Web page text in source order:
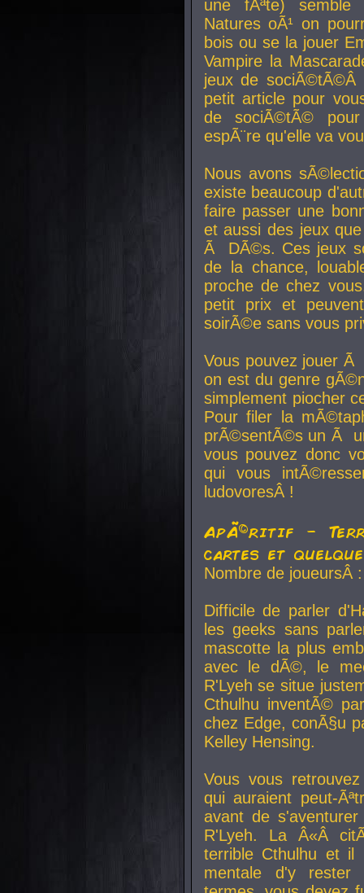
une fÃªte) semble
Natures oÃ¹ on
bois ou se la jouer
Vampire la
jeux de
petit article pour
de sociÃ©tÃ©
espÃ¨re qu'elle va
Nous avons
existe beaucoup
faire passer une
et aussi des jeux
Ã DÃ©s. Ces jeux
de la chance,
proche de chez
petit prix et
soirÃ©e sans vous
Vous pouvez jouer
on est du genre
simplement piocher
Pour filer la
prÃ©sentÃ©s un Ã
vous pouvez donc
qui vous
ludovoresÂ !
ApÃ©ritif -
cartes et
Nombre de
Difficile de parler
les geeks sans
mascotte la plus
avec le dÃ©, le
R'Lyeh se situe
Cthulhu inventÃ©
chez Edge, conÃ§u
Kelley Hensing.
Vous vous
qui auraient peut-
avant de
R'Lyeh. La Â«Â
terrible Cthulhu et
mentale d'y rester